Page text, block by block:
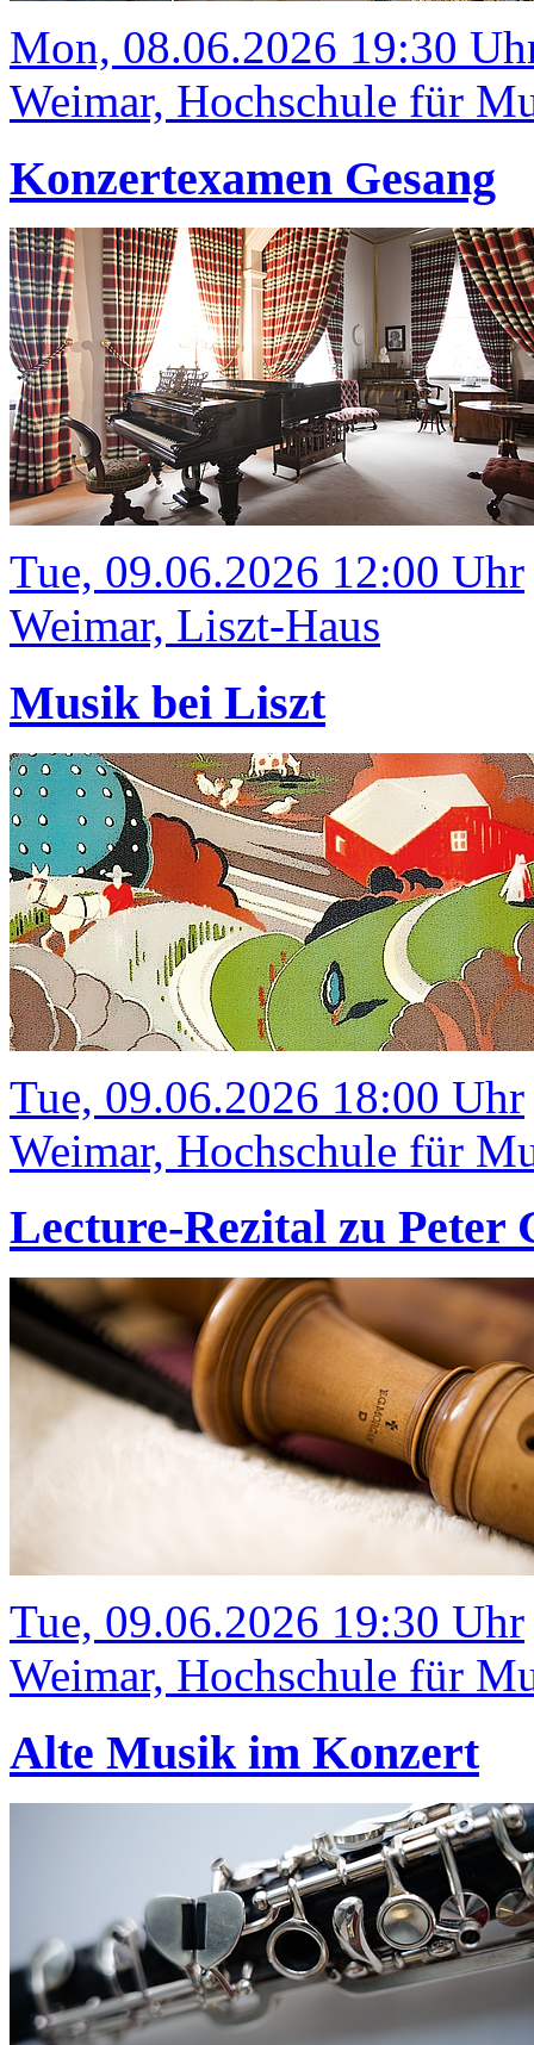
Mon, 08.06.2026 19:30
Weimar, Hochschule für
Konzertexamen Gesang
Tue, 09.06.2026 12:00 Uhr
Weimar, Liszt-Haus
Musik bei Liszt
Tue, 09.06.2026 18:00 Uhr
Weimar, Hochschule für
Lecture-Rezital zu Peter
Tue, 09.06.2026 19:30 Uhr
Weimar, Hochschule für
Alte Musik im Konzert